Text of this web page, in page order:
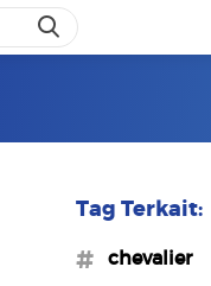
Tag Terkait:
#chevalier